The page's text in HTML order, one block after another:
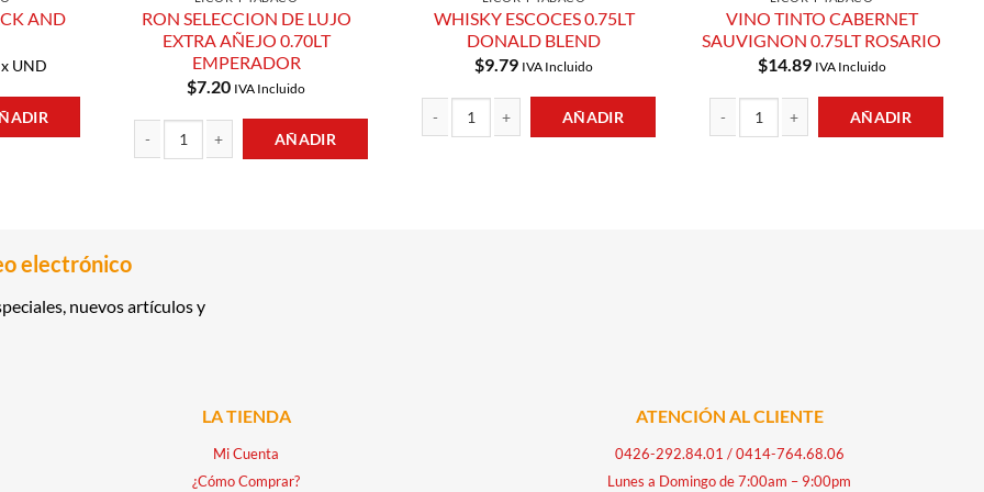
AND
x UND
RON SELECCION DE LUJO
EXTRA AÑEJO 0.70LT
EMPERADOR
$7.20 IVA Incluido
AÑADIR
WHISKY ESCOCES 0.75LT
DONALD BLEND
$9.79 IVA Incluido
AÑADIR
VINO TINTO CABERNET
SAUVIGNON 0.75LT ROSARIO
$14.89 IVA Incluido
AÑADIR
electrónico
nuevos artículos y
LA TIENDA
Mi Cuenta
¿Cómo Comprar?
ATENCIÓN AL CLIENTE
0426-292.84.01 /0414-764.68.06
Lunes a Domingo de 7:00am – 9:00pm